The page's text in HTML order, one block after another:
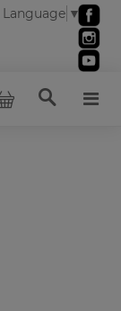
Language ▼